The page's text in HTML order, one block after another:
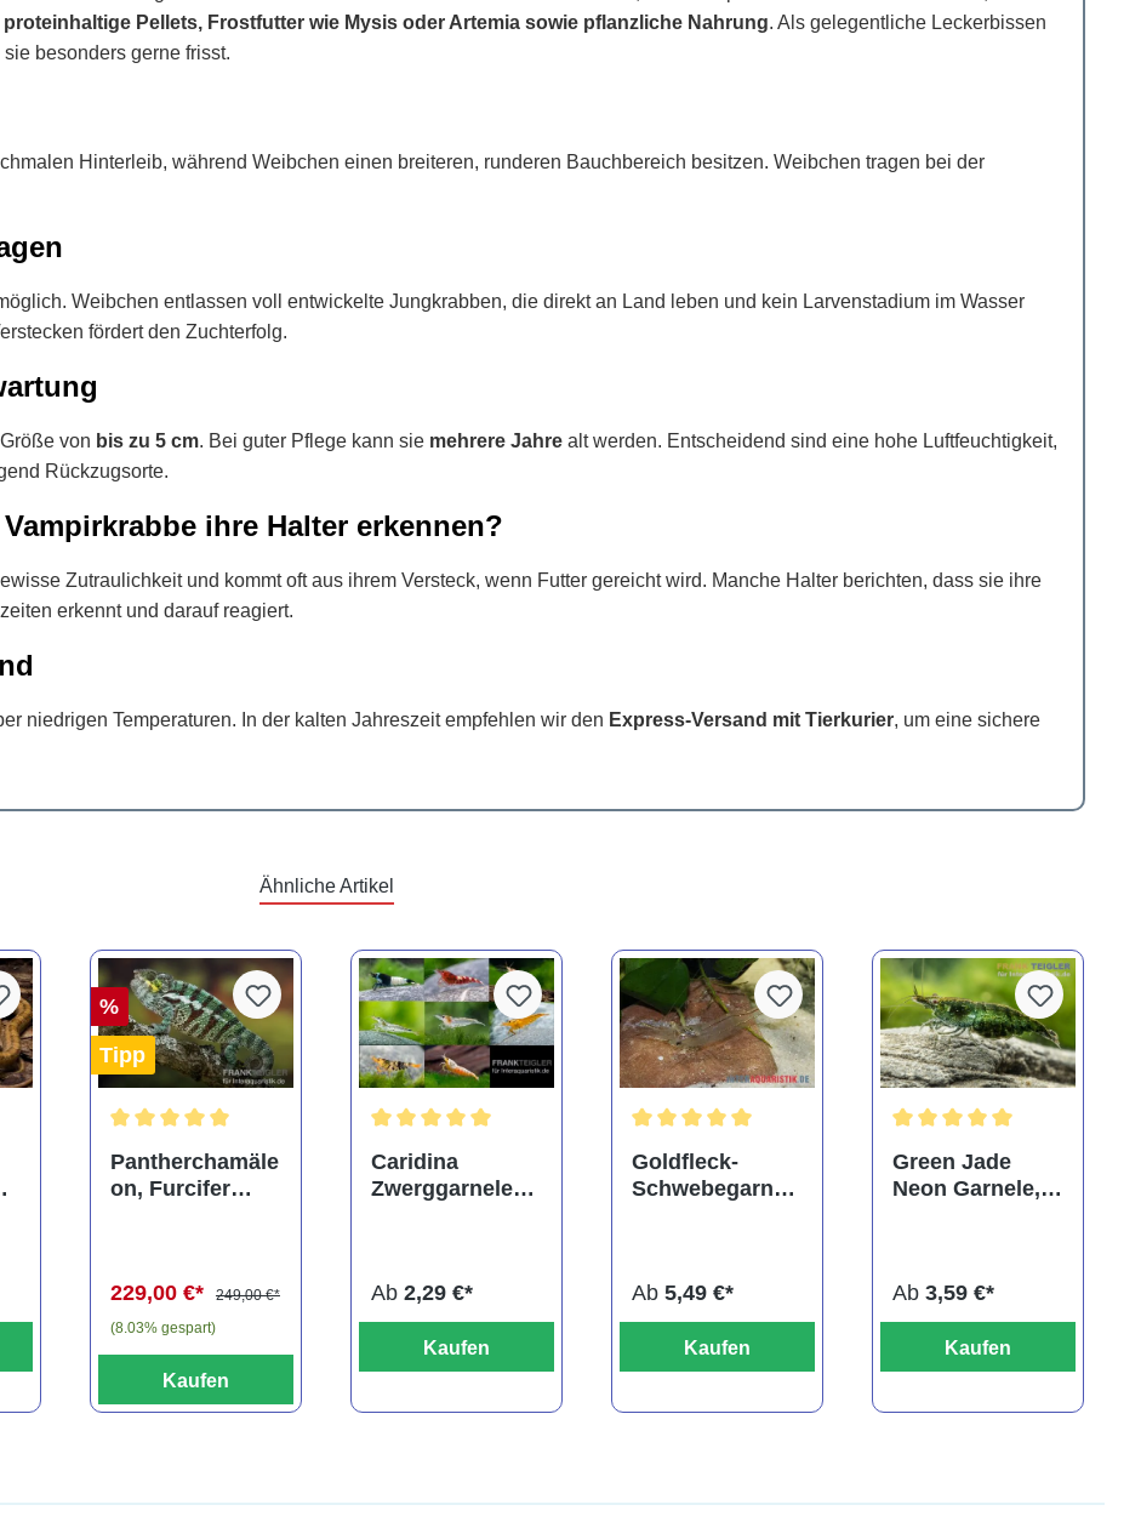
proteinhaltige Pellets, Frostfutter wie Mysis oder Artemia sowie pflanzliche Nahrung. Als gelegentliche Leckerbissen
sie besonders gerne frisst.
Hinterleib, während Weibchen einen breiteren, runderen Bauchbereich besitzen. Weibchen tragen bei der
Weibchen entlassen voll entwickelte Jungkrabben, die direkt an Land leben und kein Larvenstadium im Wasser
fördert den Zuchterfolg.
von bis zu 5 cm. Bei guter Pflege kann sie mehrere Jahre alt werden. Entscheidend sind eine hohe Luftfeuchtigkeit,
Rückzugsorte.
ihre Halter erkennen?
Zutraulichkeit und kommt oft aus ihrem Versteck, wenn Futter gereicht wird. Manche Halter berichten, dass sie ihre
erkennt und darauf reagiert.
niedrigen Temperaturen. In der kalten Jahreszeit empfehlen wir den Express-Versand mit Tierkurier, um eine sichere
Ähnliche Artikel
%
Tipp
Durchschnittliche Bewertung von 5 von 5 Sternen
Pantherchamäle
on, Furcifer
229,00 €*
249,00 €*
(8.03% gespart)
Kaufen
Durchschnittliche Bewertung von 5 von 5 Sternen
Caridina
Zwerggarnelen-
Ab 2,29 €*
Kaufen
Durchschnittliche Bewertung von 5 von 5 Sternen
Goldfleck-
Schwebegarnel
Ab5,49 €*
Kaufen
Durchschnittliche
Green Jade
Neon Garnele,
Ab3,59 €*
Kaufen